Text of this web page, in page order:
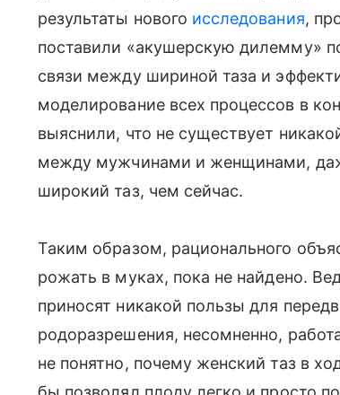
результаты нового исследования,
поставили «акушерскую дилемму»
связи между шириной таза и
моделирование всех процессов в
выяснили, что не существует
между мужчинами и женщинами,
широкий таз, чем сейчас.
Таким образом, рационального
рожать в муках, пока не найдено.
приносят никакой пользы для
родоразрешения, несомненно,
не понятно, почему женский таз в